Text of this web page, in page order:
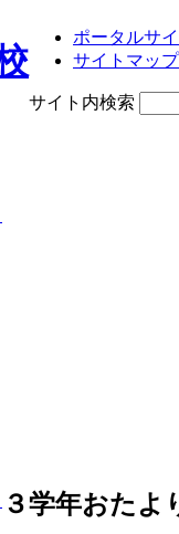
ポータルサ
サイトマップ
サイト内検索
３学年おたよ